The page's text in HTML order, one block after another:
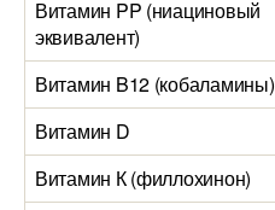
Витамин PP (ниациновый
эквивалент)
Витамин B12 (кобаламины)
Витамин D
Витамин К (филлохинон)